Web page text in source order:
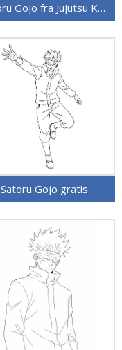
Satoru Gojo fra Jujutsu Kaisen
Satoru Gojo gratis